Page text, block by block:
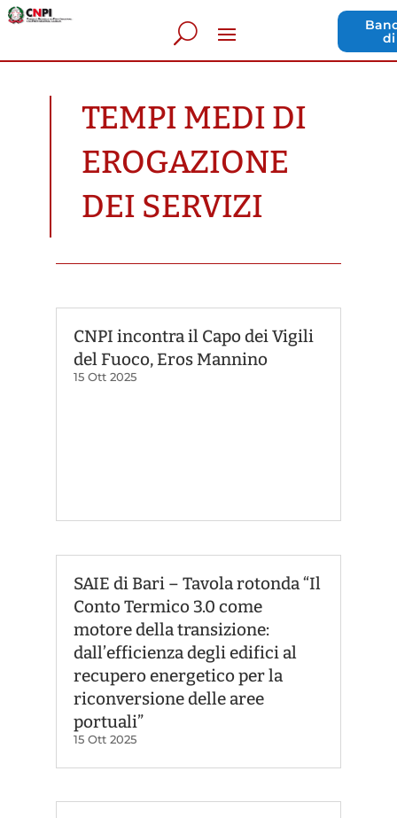
TEMPI MEDI DI
EROGAZIONE
DEI SERVIZI
CNPI incontra il Capo dei Vigili
del Fuoco, Eros Mannino
15 Ott 2025
SAIE di Bari – Tavola rotonda “Il
Conto Termico 3.0 come
motore della transizione:
dall’efficienza degli edifici al
recupero energetico per la
riconversione delle aree
portuali”
15 Ott 2025